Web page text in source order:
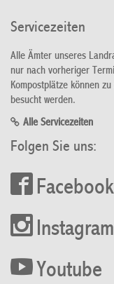
Servicezeiten
Alle Ämter unseres
nur nach vorheriger
Kompostplätze können
besucht werden.
Alle Servicezeiten
Folgen Sie uns:
Facebook
Instagram
Youtube